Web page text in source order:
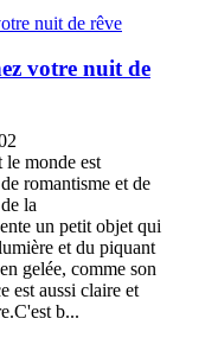
votre nuit de
le monde est
romantisme et de
la
un petit objet qui
et du piquant
gelée, comme son
est aussi claire et
b...